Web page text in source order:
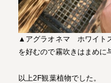
▲アグラオネマ ホワイト
を好むので霧吹きはまめに
以上2F観葉植物でした。